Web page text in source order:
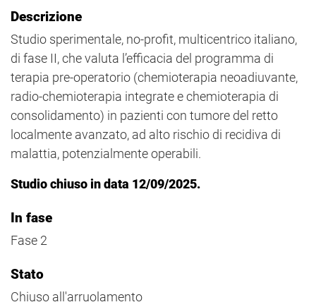
Descrizione
Studio sperimentale, no-profit, multicentrico italiano,
di fase II, che valuta l’efficacia del programma di
terapia pre-operatorio (chemioterapia neoadiuvante,
radio-chemioterapia integrate e chemioterapia di
consolidamento) in pazienti con tumore del retto
localmente avanzato, ad alto rischio di recidiva di
malattia, potenzialmente operabili.
Studio chiuso in data 12/09/2025.
In fase
Fase 2
Stato
Chiuso all'arruolamento